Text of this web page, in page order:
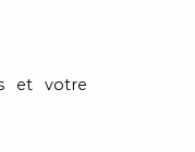
et votre